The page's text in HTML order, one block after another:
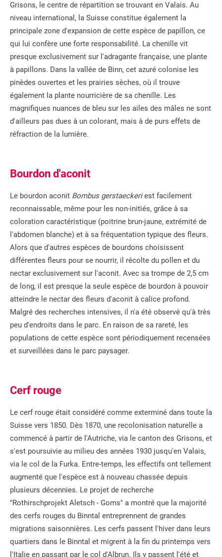
Grisons, le centre de répartition se trouvant en Valais. Au
niveau international, la Suisse constitue également la
principale zone d'expansion de cette espèce de papillon, ce
qui lui confère une forte responsabilité. La chenille vit
presque exclusivement sur l'adragante française, une plante
à papillons. Dans la vallée de Binn, cet azuré colonise les
pinèdes ouvertes et les prairies sèches, où il trouve
également la plante nourricière de sa chenille. Les
magnifiques nuances de bleu sur les ailes des mâles ne sont
d'ailleurs pas dues à un colorant, mais à de purs effets de
réfraction de la lumière.
Bourdon d'aconit
Le bourdon aconit Bombus gerstaeckeriest facilement
reconnaissable, même pour les non-initiés, grâce à sa
coloration caractéristique (poitrine brun-jaune, extrémité de
l'abdomen blanche) et à sa fréquentation typique des fleurs.
Alors que d'autres espèces de bourdons choisissent
différentes fleurs pour se nourrir, il récolte du pollen et du
nectar exclusivement sur l'aconit. Avec sa trompe de 2,5 cm
de long, il est presque la seule espèce de bourdon à pouvoir
atteindre le nectar des fleurs d'aconit à calice profond.
Malgré des recherches intensives, il n'a été observé qu'à très
peu d'endroits dans le parc. En raison de sa rareté, les
populations de cette espèce sont périodiquement recensées
et surveillées dans le parc paysager.
Cerf rouge
Le cerf rouge était considéré comme exterminé dans toute la
Suisse vers 1850. Dès 1870, une recolonisation naturelle a
commencé à partir de l'Autriche, via le canton des Grisons, et
s'est poursuivie au milieu des années 1930 jusqu'en Valais,
via le col de la Furka. Entre-temps, les effectifs ont tellement
augmenté que l'espèce est à nouveau chassée depuis
plusieurs décennies. Le projet de recherche
"Rothirschprojekt Aletsch - Goms" a montré que la majorité
des cerfs rouges du Binntal entreprennent de grandes
migrations saisonnières. Les cerfs passent l'hiver dans leurs
quartiers dans le Binntal et migrent à la fin du printemps vers
l'Italie en passant par le col d'Albrun. Ils y passent l'été et